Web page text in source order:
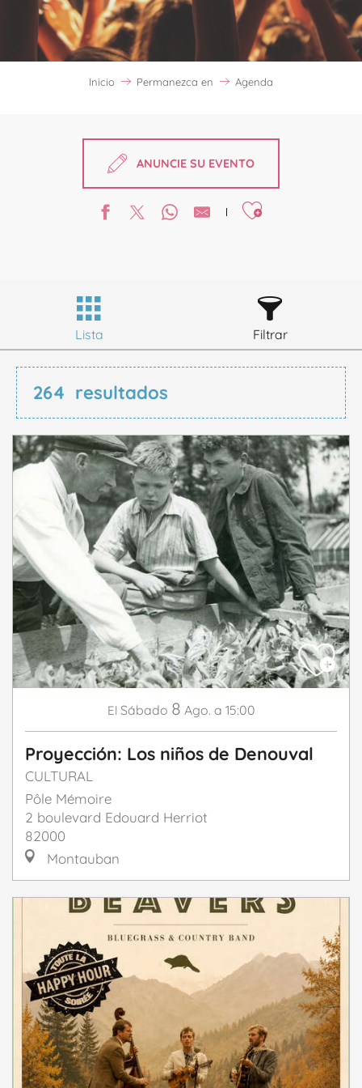
Inicio Permanezca en Agenda
ANUNCIE SU EVENTO
Ajouter aux
Lista Filtrar
264 resultados
El Sábado 8 Ago. a 15:00
Proyección: Los niños de Denouval
CULTURAL
Pôle Mémoire
2 boulevard Edouard Herriot
82000
Montauban